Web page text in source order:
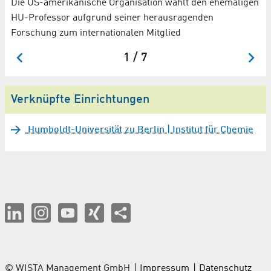
Die US-amerikanische Organisation wählt den ehemaligen
HU-Professor aufgrund seiner herausragenden
Forschung zum internationalen Mitglied
1 / 7
Verknüpfte Einrichtungen
Humboldt-Universität zu Berlin | Institut für Chemie
© WISTA Management GmbH Impressum Datenschutz